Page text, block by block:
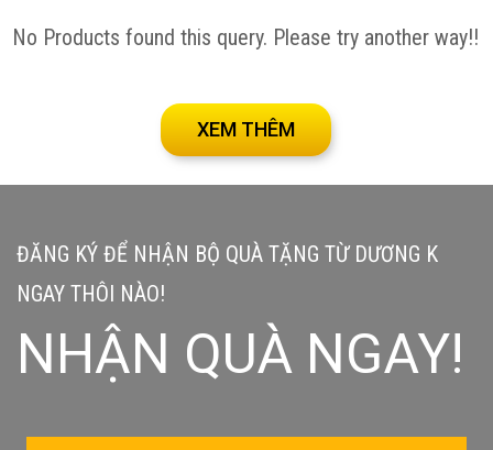
No Products found this query. Please try another way!!
XEM THÊM
ĐĂNG KÝ ĐỂ NHẬN BỘ QUÀ TẶNG TỪ DƯƠNG K
NGAY THÔI NÀO!
NHẬN QUÀ NGAY!